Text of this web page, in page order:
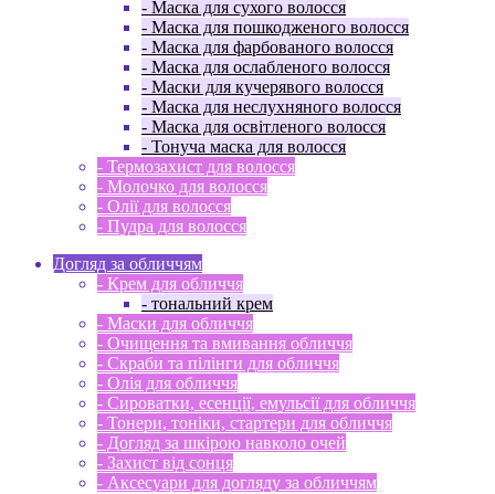
- Маска для сухого волосся
- Маска для пошкодженого волосся
- Маска для фарбованого волосся
- Маска для ослабленого волосся
- Маски для кучерявого волосся
- Маска для неслухняного волосся
- Маска для освітленого волосся
- Тонуча маска для волосся
- Термозахист для волосся
- Молочко для волосся
- Олії для волосся
- Пудра для волосся
Догляд за обличчям
- Крем для обличчя
- тональний крем
- Маски для обличчя
- Очищення та вмивання обличчя
- Скраби та пілінги для обличчя
- Олія для обличчя
- Сироватки, есенції, емульсії для обличчя
- Тонери, тоніки, стартери для обличчя
- Догляд за шкірою навколо очей
- Захист від сонця
- Аксесуари для догляду за обличчям